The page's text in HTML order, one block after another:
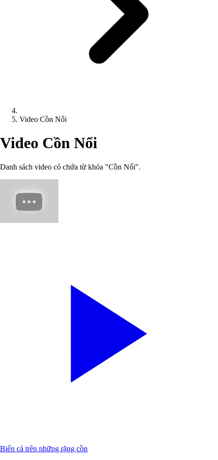
Video Cồn Nổi
Video Cồn Nổi
Danh sách video có chứa từ khóa "Cồn Nổi".
Biển cả trên những rặng cồn